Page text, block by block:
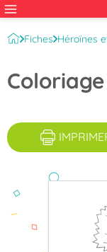
Fiches Héroïnes